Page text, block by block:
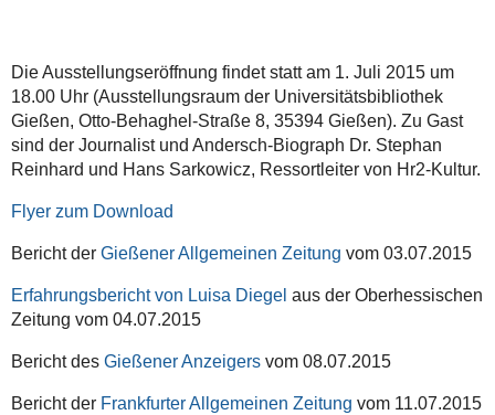
Die Ausstellungseröffnung findet statt am 1. Juli 2015 um
18.00 Uhr (Ausstellungsraum der Universitätsbibliothek
Gießen, Otto-Behaghel-Straße 8, 35394 Gießen). Zu Gast
sind der Journalist und Andersch-Biograph Dr. Stephan
Reinhard und Hans Sarkowicz, Ressortleiter von Hr2-Kultur.
Flyer zum Download
Bericht der Gießener Allgemeinen Zeitung vom 03.07.2015
Erfahrungsbericht von Luisa Diegel aus der Oberhessischen
Zeitung vom 04.07.2015
Bericht des Gießener Anzeigersvom 08.07.2015
Bericht der Frankfurter Allgemeinen Zeitung vom 11.07.2015